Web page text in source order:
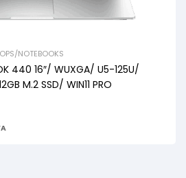
NOTEBOOKS
440 16″/ WUXGA/ U5-125U/
M.2 SSD/ WIN11 PRO